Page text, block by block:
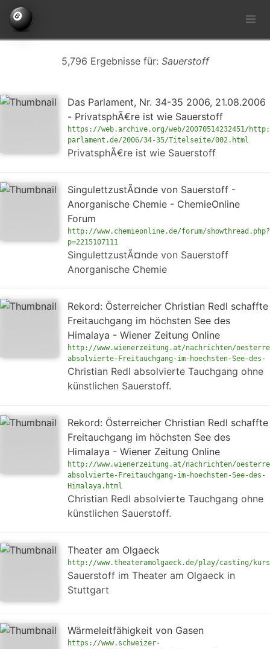
5,796 Ergebnisse für: Sauerstoff
Das Parlament, Nr. 34-35 2006, 21.08.2006
- PrivatsphÃ€re ist wie Sauerstoff
https://web.archive.org/web/20070514232451/
parlament.de/2006/34-35/Titelseite/002.html
PrivatsphÃ€re ist wie Sauerstoff
SingulettzustÃ¤nde von Sauerstoff -
Anorganische Chemie - ChemieOnline
Forum
http://www.chemieonline.de/forum/showthread.php?
p=2215107111
SingulettzustÃ¤nde von Sauerstoff
Anorganische Chemie
Rekord: Österreicher Christian Redl schaffte
Freitauchgang im höchsten See des
Himalaya - Wiener Zeitung Online
http://www.wienerzeitung.at/nachrichten/
absolvierte-Freitauchgang-im-hoechsten-See-des-
Christian Redl absolvierte Tauchgang ohne
künstlichen Sauerstoff.
Rekord: Österreicher Christian Redl schaffte
Freitauchgang im höchsten See des
Himalaya - Wiener Zeitung Online
http://www.wienerzeitung.at/nachrichten/
absolvierte-Freitauchgang-im-hoechsten-See-des-
Himalaya.html
Christian Redl absolvierte Tauchgang ohne
künstlichen Sauerstoff.
Theater am Olgaeck
http://www.theateramolgaeck.de/play/casting/
Sauerstoff im Theater am Olgaeck in
Stuttgart
Wärmeleitfähigkeit von Gasen
https://www.schweizer-